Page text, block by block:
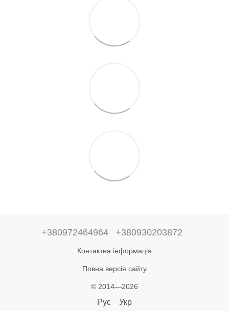
+380972464964 +380930203872
Контактна інформація
Повна версія сайту
© 2014—2026
Рус Укр